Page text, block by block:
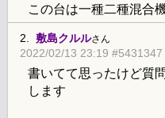
この台は一種二種混合
2. 敷島クルルさん
2022/02/13 23:19 #5431347
書いてて思ったけど質
します